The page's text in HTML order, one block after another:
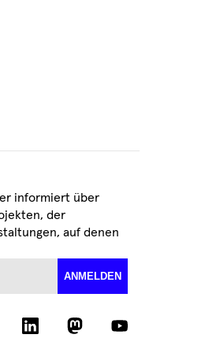
informiert über
der
auf denen
ANMELDEN